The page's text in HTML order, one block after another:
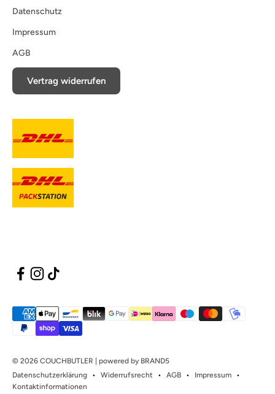
Datenschutz
Impressum
AGB
Vertrag widerrufen
© 2026 COUCHBUTLER | powered by BRAND5
Datenschutzerklärung
Widerrufsrecht AGB
Impressum
Kontaktinformationen